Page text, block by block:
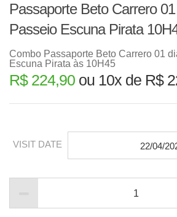
Passaporte Beto Carrero
Passeio Escuna Pirata
Combo Passaporte Beto Carrero 01
Escuna Pirata às 10H45
R$ 224,90 ou 10x de R$
VISIT DATE 22/04/